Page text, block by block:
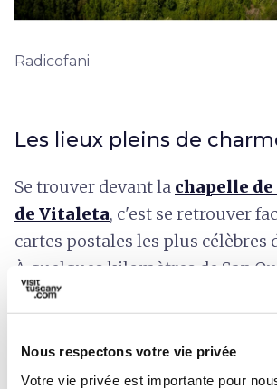
Nous respectons votre vie privée
Votre vie privée est importante pour
Radicofani
Les lieux pleins de
Se trouver devant la chapelle
de Vitaleta, c'est se retrouver
cartes postales les plus célèbres
À quelques kilomètres de San
chemin de terre qui se trouve
chapelle encadrée de cyprès. Elle a
probablement été construite à la